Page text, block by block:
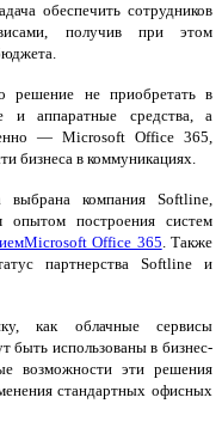
обеспечить сотрудников
получив при этом
решение не приобретать в
и аппаратные средства, а
— Microsoft Office 365,
бизнеса в коммуникациях.
выбрана компания Softline,
опытом построения систем
Office 365. Также
партнерства Softline и
как облачные сервисы
быть использованы в бизнес-
возможности эти решения
стандартных офисных